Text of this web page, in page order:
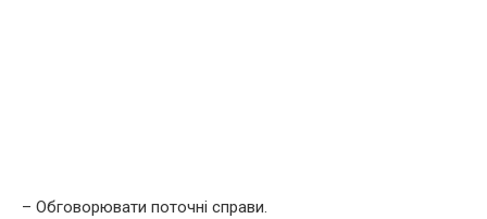
– Обговорювати поточні справи.